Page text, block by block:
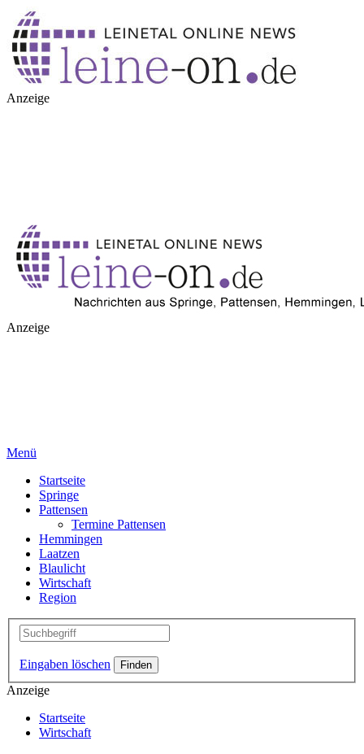
Anzeige
Anzeige
Menü
Startseite
Springe
Pattensen
Termine Pattensen
Hemmingen
Laatzen
Blaulicht
Wirtschaft
Region
Eingaben löschen
Anzeige
Startseite
Wirtschaft